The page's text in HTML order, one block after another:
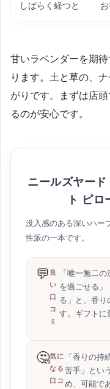
しばらく経つと
甘いラベンダーを期
ります。土と草の、
がりです。まずは店
るのが安心です。
ニールズヤー
ト ピロ
没入感のある深いハー
性派の一本です。
💬 良
い
口
コ
ミ
「唯一無二
を過ごせる
る」と、香り
す。ギフトに
🤔気に
なる
口コ
「香りの
苦手」とい
め、可能で